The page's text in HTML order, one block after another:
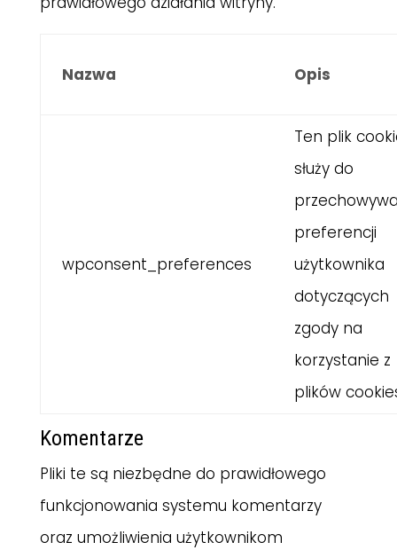
Nazwa Opis
wpconsent_preferences
Ten plik
służy do
preferencji
użytkownika
dotyczących
zgody na
korzystanie z
plików
Komentarze
Pliki te są niezbędne do prawidłowego
funkcjonowania systemu komentarzy
oraz umożliwienia użytkownikom